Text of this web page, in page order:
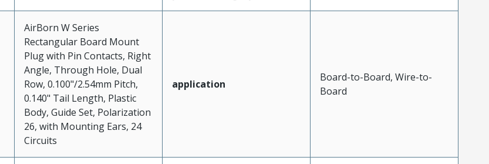
AirBorn W Series
Rectangular Board Mount
Plug with Pin Contacts, Right
Angle, Through Hole, Dual
Row, 0.100"/2.54mm Pitch,
0.140" Tail Length, Plastic
Body, Guide Set, Polarization
26, with Mounting Ears, 24
Circuits
application
Board-to-Board, Wire-to-
Board